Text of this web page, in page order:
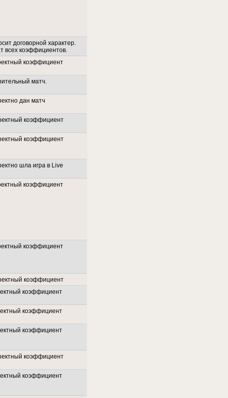
договорной характер.
всех коэффициентов.
коэффициент
матч.
дан матч
коэффициент
коэффициент
шла игра в Live
коэффициент
коэффициент
коэффициент
коэффициент
коэффициент
коэффициент
коэффициент
коэффициент